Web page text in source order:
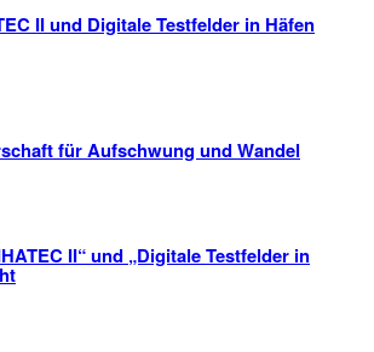
II und Digitale Testfelder in Häfen
für Aufschwung und Wandel
II“ und „Digitale Testfelder in